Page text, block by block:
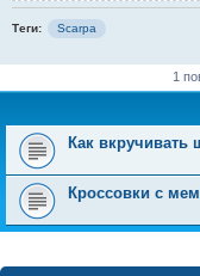
Теги: Scarpa
1
Как вкручивать
Кроссовки с